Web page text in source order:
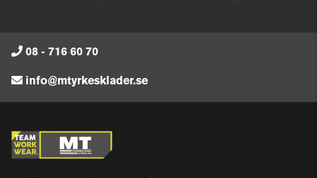
08 - 716 60 70
info@mtyrkesklader.se